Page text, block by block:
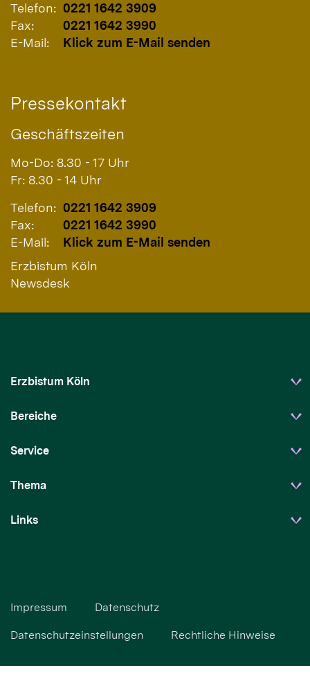
Telefon: 0221 1642 3909
Fax:
0221 1642 3990
E-Mail:
Klick zum E-Mail senden
Pressekontakt
Geschäftszeiten
Mo-Do: 8.30 - 17 Uhr
Fr: 8.30 - 14 Uhr
Telefon: 0221 1642 3909
Fax:
0221 1642 3990
E-Mail:
Klick zum E-Mail senden
Erzbistum Köln
Newsdesk
Erzbistum Köln
Bereiche
Service
Thema
Links
Impressum Datenschutz
Datenschutzeinstellungen Rechtliche Hinweise